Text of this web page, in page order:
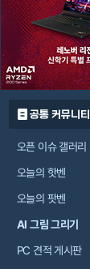
공통 커뮤니티
오픈 이슈 갤러리
오늘의 핫벤
오늘의 팟벤
AI 그림 그리기
PC 견적 게시판